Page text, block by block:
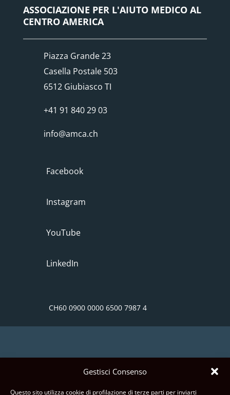
Gestisci Consenso
Questo sito utilizza cookie di profilazione di terze parti per inviarti
ASSOCIAZIONE PER L'AIUTO MEDICO AL
CENTRO AMERICA
Piazza Grande 23
Casella Postale 503
6512 Giubiasco TI
+41 91 840 29 03
info@amca.ch
Facebook
Instagram
YouTube
LinkedIn
CH60 0900 0000 6500 7987 4
CREDITI E RINGRAZIAMENTI